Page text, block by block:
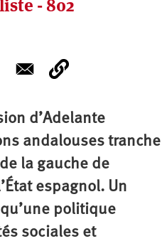
- 802
d’Adelante
andalouses tranche
la gauche de
espagnol. Un
politique
sociales et